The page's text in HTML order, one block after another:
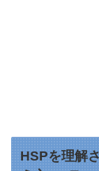
HSPを理解